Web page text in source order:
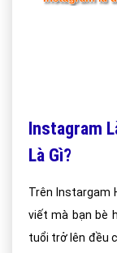
Instagram
Là Gì?
Trên Instargam
viết mà bạn bè
tuổi trở lên đều